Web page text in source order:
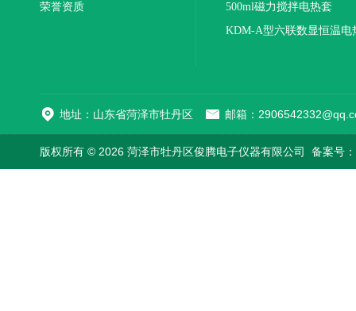
荣誉资质
500ml磁力搅拌电热套
KDM-A型六联数显恒温电
地址：山东省菏泽市牡丹区 邮箱：
版权所有 © 2026 菏泽市牡丹区俊腾电子仪器有限公司 备案号